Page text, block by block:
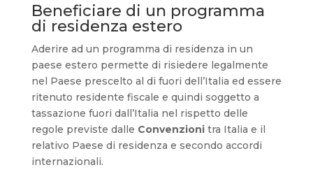
Beneficiare di un programma
di residenza estero
Aderire ad un programma di residenza in un
paese estero permette di risiedere legalmente
nel Paese prescelto al di fuori dell’Italia ed essere
ritenuto residente fiscale e quindi soggetto a
tassazione fuori dall’Italia nel rispetto delle
regole previste dalle Convenzionitra Italia e il
relativo Paese di residenza e secondo accordi
internazionali.